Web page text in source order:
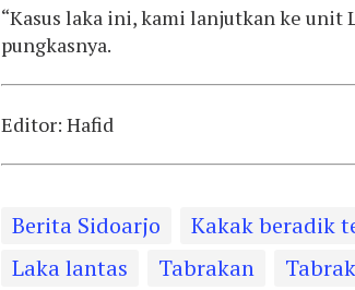
“Kasus laka ini, kami lanjutkan ke unit
pungkasnya.
Editor: Hafid
Berita Sidoarjo Kakak beradik
Laka lantas
Tabrakan